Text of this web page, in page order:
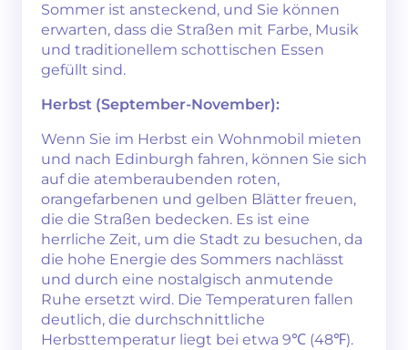
Sommer ist ansteckend, und Sie können
erwarten, dass die Straßen mit Farbe, Musik
und traditionellem schottischen Essen
gefüllt sind.
Herbst (September-November):
Wenn Sie im Herbst ein Wohnmobil mieten
und nach Edinburgh fahren, können Sie sich
auf die atemberaubenden roten,
orangefarbenen und gelben Blätter freuen,
die die Straßen bedecken. Es ist eine
herrliche Zeit, um die Stadt zu besuchen, da
die hohe Energie des Sommers nachlässt
und durch eine nostalgisch anmutende
Ruhe ersetzt wird. Die Temperaturen fallen
deutlich, die durchschnittliche
Herbsttemperatur liegt bei etwa 9℃ (48℉).